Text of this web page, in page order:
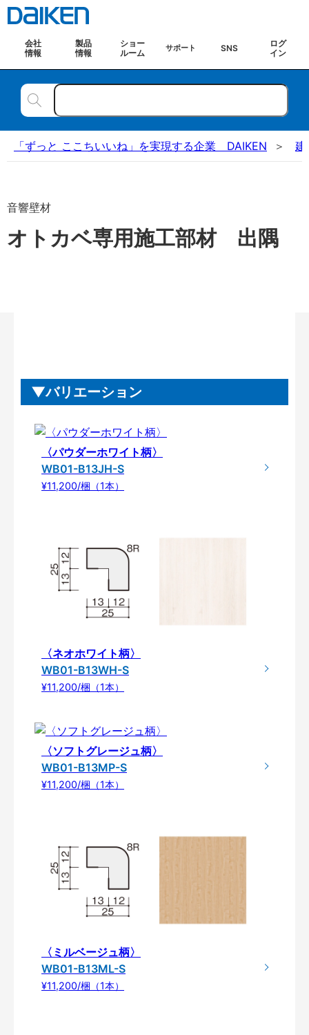
会社
情報
製品
情報
ショー
ルーム
サポート SNS
ログ
イン
「ずっと ここちいいね」を実現する企業 DAIKEN 建
音響壁材
オトカベ専用施工部材 出隅
バリエーション
〈パウダーホワイト柄〉
WB01-B13JH-S
¥11,200/梱（1本）
〈ネオホワイト柄〉
WB01-B13WH-S
¥11,200/梱（1本）
〈ソフトグレージュ柄〉
WB01-B13MP-S
¥11,200/梱（1本）
〈ミルベージュ柄〉
WB01-B13ML-S
¥11,200/梱（1本）